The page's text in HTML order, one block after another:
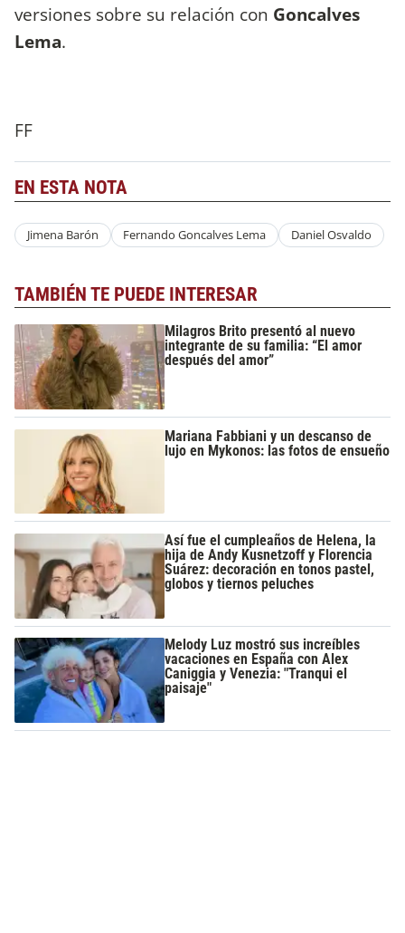
versiones sobre su relación con Goncalves
Lema.
FF
EN ESTA NOTA
Jimena Barón Fernando Goncalves Lema Daniel Osvaldo
TAMBIÉN TE PUEDE INTERESAR
Milagros Brito presentó al nuevo
integrante de su familia: “El amor
después del amor”
Mariana Fabbiani y un descanso de
lujo en Mykonos: las fotos de ensueño
Así fue el cumpleaños de Helena, la
hija de Andy Kusnetzoff y Florencia
Suárez: decoración en tonos pastel,
globos y tiernos peluches
Melody Luz mostró sus increíbles
vacaciones en España con Alex
Caniggia y Venezia: "Tranqui el
paisaje"